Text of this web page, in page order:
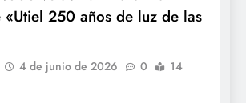
250 años de luz de las
4 de junio de 2026 0
14